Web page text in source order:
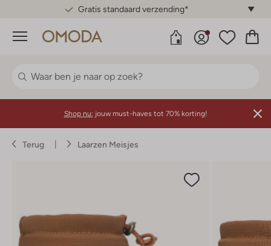
Gratis standaard verzending*
Menu
Shop nu: jouw must-haves tot 70% korting!
Terug Laarzen Meisjes